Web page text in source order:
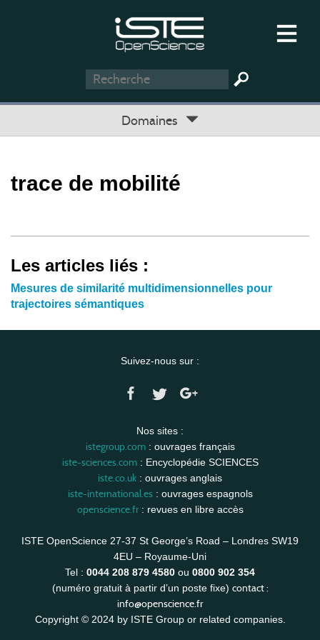
Domaines
trace de mobilité
Les articles liés :
Mesures de similarité multidimensionnelles pour
trajectoires sémantiques
Suivez-nous sur :
Nos sites :
istegroup.com: ouvrages français
iste-sciences.com: Encyclopédie SCIENCES
iste.co.uk : ouvrages anglais
iste-international.es: ouvrages espagnols
openscience.fr: revues en libre accès
ISTE OpenScience 27-37 St George’s Road – Londres SW19
4EU – Royaume-Uni
Tel : 0044 208 879 4580 ou 0800 902 354
(numéro gratuit à partir d’un poste fixe) contact :
info@openscience.fr
Copyright © 2024 by ISTE Group or related companies.